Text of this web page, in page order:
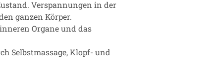
Verspannungen in der
ganzen Körper.
Organe und das
Selbstmassage, Klopf- und